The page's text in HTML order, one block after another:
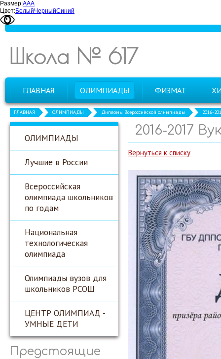
Размер:ААА
Цвет:БелыйЧерныйСиний
Школа № 617
ГЛАВНАЯ ОЛИМПИАДЫ ФИЗМАТ
ГЛАВНАЯ ОЛИМПИАДЫ Дипломы Всероссийской олимпиады 2016-
ОЛИМПИАДЫ
Лучшие в России
Всероссийская
олимпиада школьников
по годам
Национальная
технологическая
олимпиада
Олимпиады вузов для
школьников РСОШ
ЦЕНТР ОЛИМПИАД -
УМНЫЕ ДЕТИ
Предстоящие
2016-2017
Вернуться к списку